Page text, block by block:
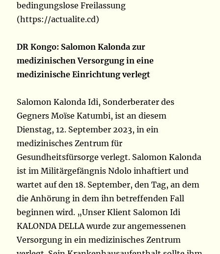
bedingungslose Freilassung
(https://actualite.cd)
DR Kongo: Salomon Kalonda zur
medizinischen Versorgung in eine
medizinische Einrichtung verlegt
Salomon Kalonda Idi, Sonderberater des
Gegners Moïse Katumbi, ist an diesem
Dienstag, 12. September 2023, in ein
medizinisches Zentrum für
Gesundheitsfürsorge verlegt. Salomon Kalonda
ist im Militärgefängnis Ndolo inhaftiert und
wartet auf den 18. September, den Tag, an dem
die Anhörung in dem ihn betreffenden Fall
beginnen wird. „Unser Klient Salomon Idi
KALONDA DELLA wurde zur angemessenen
Versorgung in ein medizinisches Zentrum